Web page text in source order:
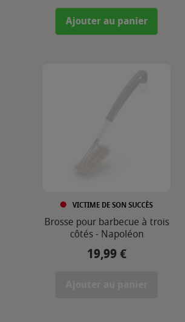
Ajouter au panier
VICTIME DE SON SUCCÈS
Brosse pour barbecue à trois
côtés - Napoléon
Prix
19,99 €